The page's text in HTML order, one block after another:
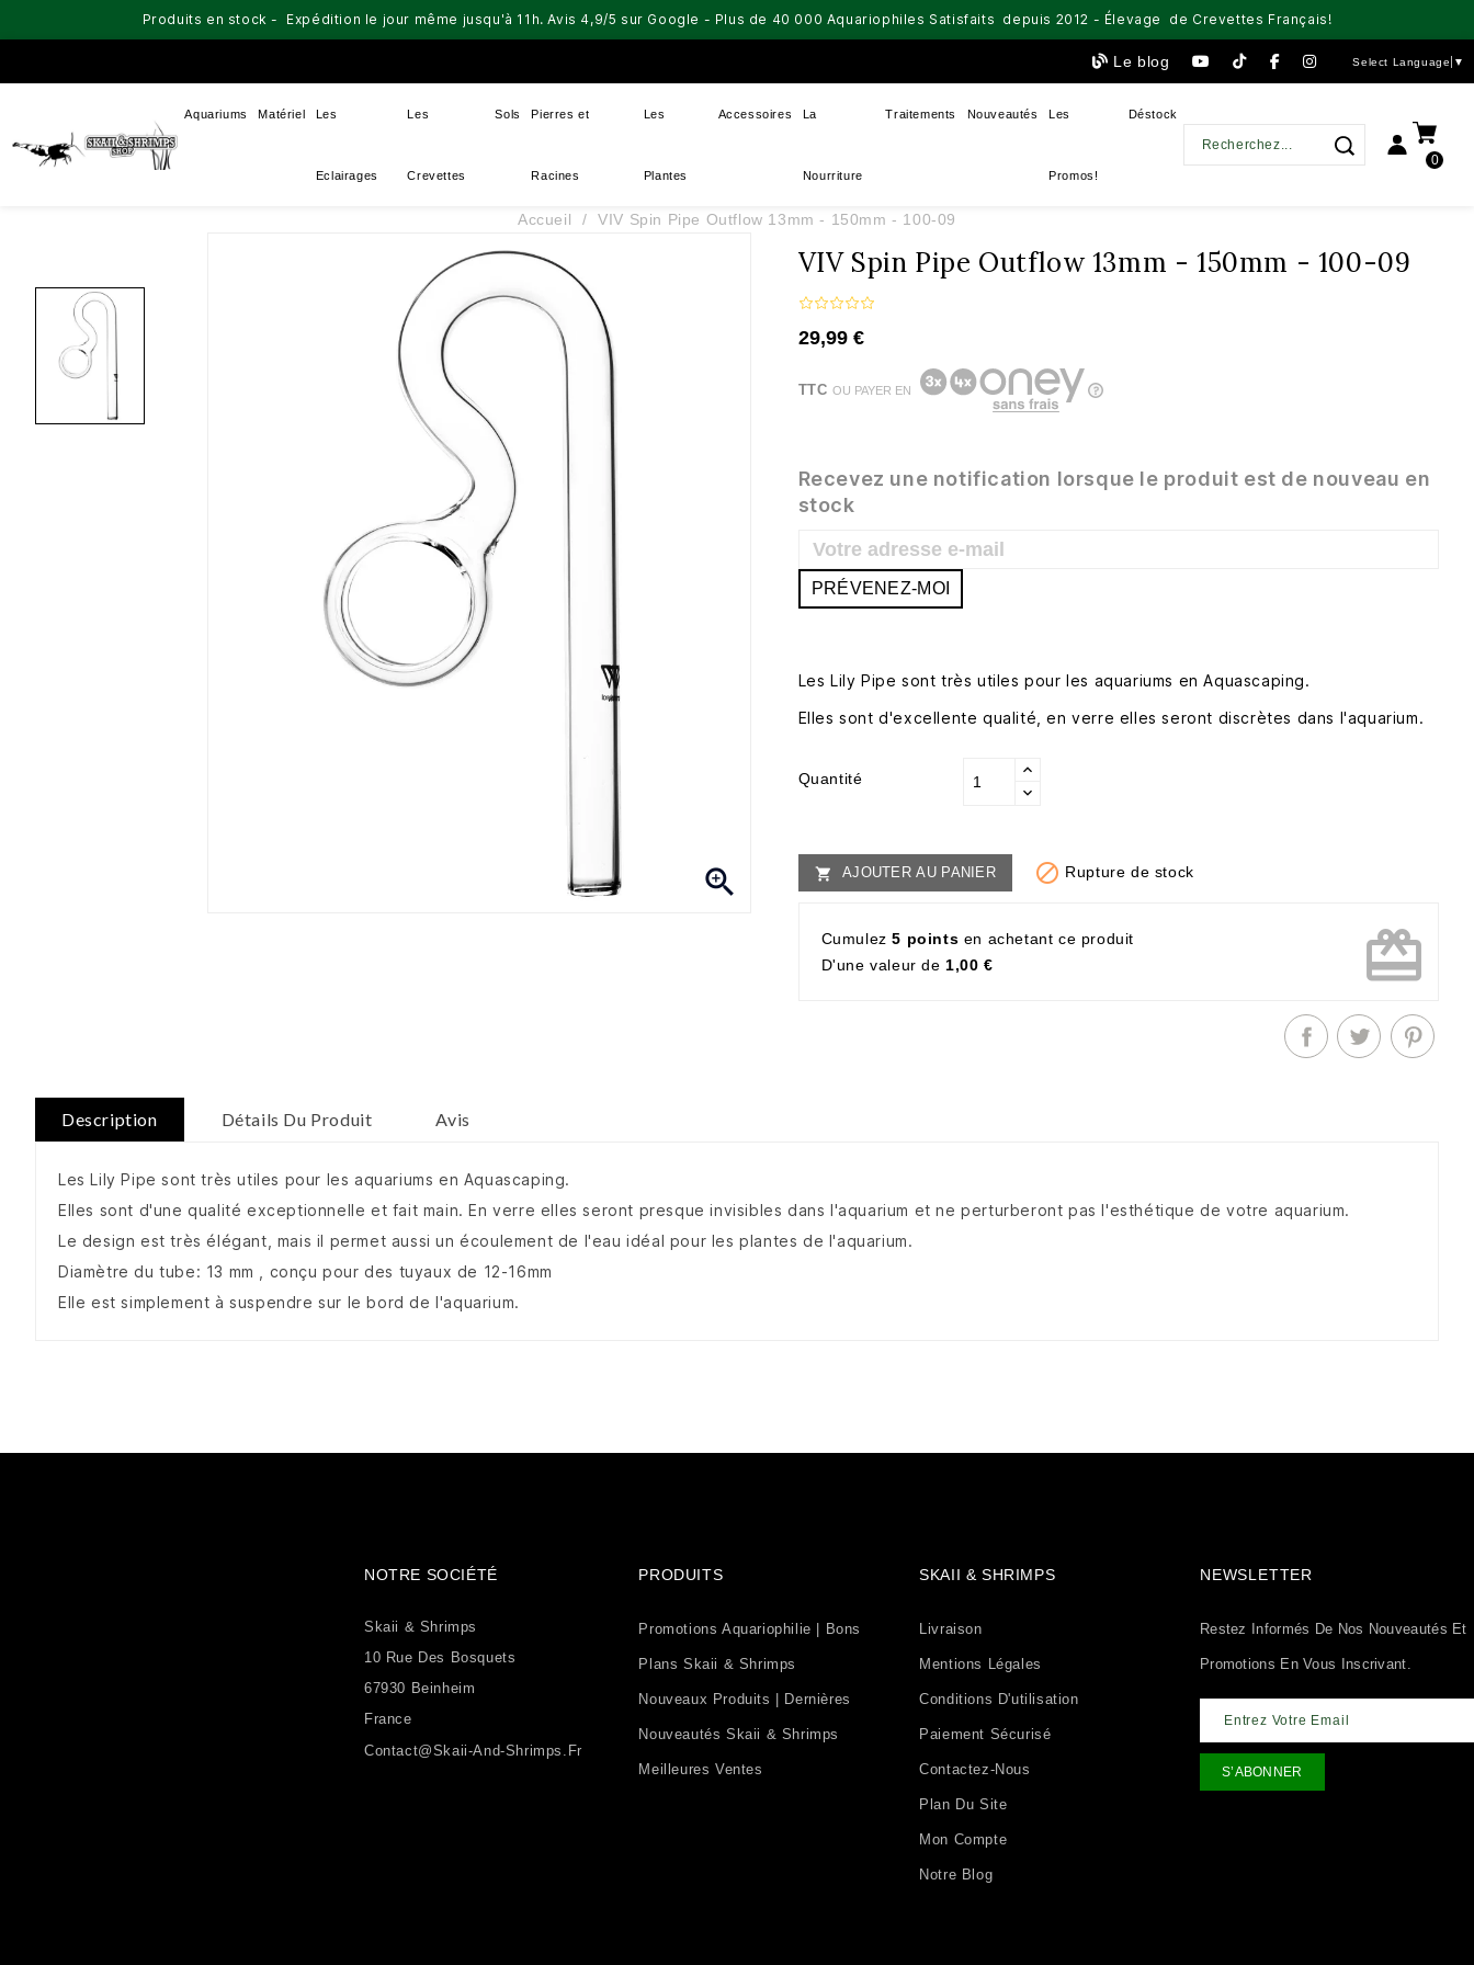
Produits en stock - Expédition le jour même jusqu'à 11h. Avis 4,9/5 sur Google - Plus de 40 000 Aquariophiles Satisfaits depuis 2012 - Élevage de Crevettes Français!
Le blog Select Language ▼
Aquariums Matériel Les
Eclairages
Les
Crevettes
Sols Pierres et
Racines
Les
Plantes
Accessoires La
Nourriture
Traitements Nouveautés Les
Promos!
Déstock
0
Accueil VIV Spin Pipe Outflow 13mm - 150mm - 100-09

VIV Spin Pipe Outflow 13mm - 150mm - 100-09
29,99 €
TTCOU PAYER EN
Recevez une notification lorsque le produit est de nouveau en
stock
PRÉVENEZ-MOI
Les Lily Pipe sont très utiles pour les aquariums en Aquascaping.
Elles sont d'excellente qualité, en verre elles seront discrètes dans l'aquarium.
Quantité
 AJOUTER AU PANIER  Rupture de stock
Cumulez5 points en achetant ce produit
D'une valeur de1,00 € card_giftcard
Description Détails Du Produit Avis
Les Lily Pipe sont très utiles pour les aquariums en Aquascaping.
Elles sont d'une qualité exceptionnelle et fait main. En verre elles seront presque invisibles dans l'aquarium et ne perturberont pas l'esthétique de votre aquarium.
Le design est très élégant, mais il permet aussi un écoulement de l'eau idéal pour les plantes de l'aquarium.
Diamètre du tube: 13 mm , conçu pour des tuyaux de 12-16mm
Elle est simplement à suspendre sur le bord de l'aquarium.
NOTRE SOCIÉTÉ
Skaii & Shrimps
10 Rue Des Bosquets
67930 Beinheim
France
Contact@skaii-And-Shrimps.fr
PRODUITS
Promotions Aquariophilie | Bons
Plans Skaii & Shrimps
Nouveaux Produits | Dernières
Nouveautés Skaii & Shrimps
Meilleures Ventes
SKAII & SHRIMPS
Livraison
Mentions Légales
Conditions D'utilisation
Paiement Sécurisé
Contactez-Nous
Plan Du Site
Mon Compte
Notre Blog
NEWSLETTER
Restez Informés De Nos Nouveautés Et
Promotions En Vous Inscrivant.